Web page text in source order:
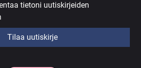
tietoni uutiskirjeiden
Tilaa uutiskirje